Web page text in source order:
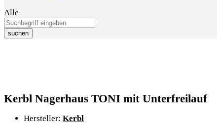
Alle
suchen
Kerbl Nagerhaus TONI mit Unterfreilauf
Hersteller: Kerbl